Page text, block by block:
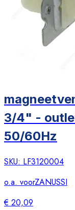
3/4" -
50/60Hz
SKU: LF3120004
o.a. voorZANUSSI
€ 20,09